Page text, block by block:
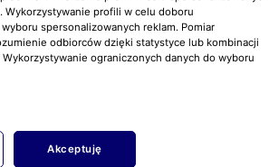
profili w celu doboru
spersonalizowanych reklam. Pomiar
odbiorców dzięki statystyce lub kombinacji
ograniczonych danych do wyboru
Akceptuję